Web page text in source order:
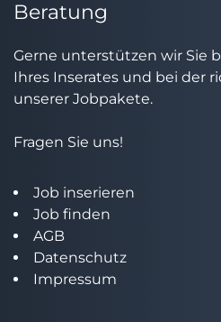
Beratung
Gerne unterstützen wir Sie
Ihres Inserates und bei der
unserer Jobpakete.
Fragen Sie uns!
Job inserieren
Job finden
AGB
Datenschutz
Impressum